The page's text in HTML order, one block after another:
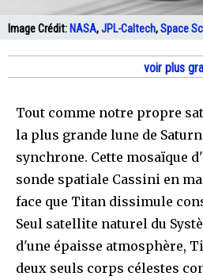
Image Crédit: NASA,JPL-Caltech,Space
voir plus
Tout comme notre propre
la plus grande lune de
synchrone. Cette mosaïque
sonde spatiale Cassini en
face que Titan dissimule
Seul satellite naturel du
d'une épaisse atmosphère,
deux seuls corps célestes